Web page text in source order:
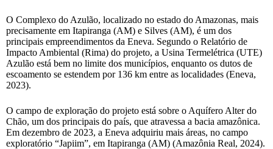
O Complexo do Azulão, localizado no estado do Amazonas, mais
precisamente em Itapiranga (AM) e Silves (AM), é um dos
principais empreendimentos da Eneva. Segundo o Relatório de
Impacto Ambiental (Rima) do projeto, a Usina Termelétrica (UTE)
Azulão está bem no limite dos municípios, enquanto os dutos de
escoamento se estendem por 136 km entre as localidades (Eneva,
2023).
O campo de exploração do projeto está sobre o Aquífero Alter do
Chão, um dos principais do país, que atravessa a bacia amazônica.
Em dezembro de 2023, a Eneva adquiriu mais áreas, no campo
exploratório “Japiim”, em Itapiranga (AM) (Amazônia Real, 2024).